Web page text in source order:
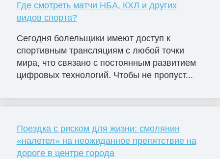
Где смотреть матчи НБА, КХЛ и других
видов спорта?
Сегодня болельщики имеют доступ к
спортивным трансляциям с любой точки
мира, что связано с постоянным развитием
цифровых технологий. Чтобы не пропуст...
Поездка с риском для жизни: смолянин
«налетел» на неожиданное препятствие на
дороге в центре города